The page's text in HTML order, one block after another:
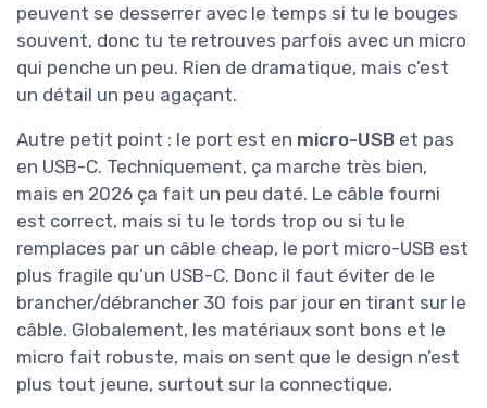
peuvent se desserrer avec le temps si tu le bouges
souvent, donc tu te retrouves parfois avec un micro
qui penche un peu. Rien de dramatique, mais c’est
un détail un peu agaçant.
Autre petit point : le port est en micro-USB et pas
en USB-C. Techniquement, ça marche très bien,
mais en 2026 ça fait un peu daté. Le câble fourni
est correct, mais si tu le tords trop ou si tu le
remplaces par un câble cheap, le port micro-USB est
plus fragile qu’un USB-C. Donc il faut éviter de le
brancher/débrancher 30 fois par jour en tirant sur le
câble. Globalement, les matériaux sont bons et le
micro fait robuste, mais on sent que le design n’est
plus tout jeune, surtout sur la connectique.